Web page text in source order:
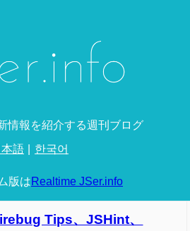
情報を紹介する週刊ブログ
本語 한국어
版はRealtime JSer.info
Tips、JSHint、